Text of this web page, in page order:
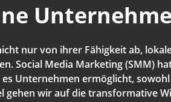
nur von ihrer Fähigkeit ab,
Social Media Marketing (SMM)
Unternehmen ermöglicht,
wir auf die transformative